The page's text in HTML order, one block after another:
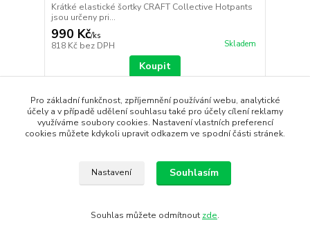
Krátké elastické šortky CRAFT Collective Hotpants
jsou určeny pri...
990 Kč/ks
818 Kč bez DPH Skladem
Koupit
Novinka
Pro základní funkčnost, zpříjemnění používání webu, analytické
účely a v případě udělení souhlasu také pro účely cílení reklamy
využíváme soubory cookies. Nastavení vlastních preferencí
cookies můžete kdykoli upravit odkazem ve spodní části stránek.
Nastavení Souhlasím
Souhlas můžete odmítnout zde.